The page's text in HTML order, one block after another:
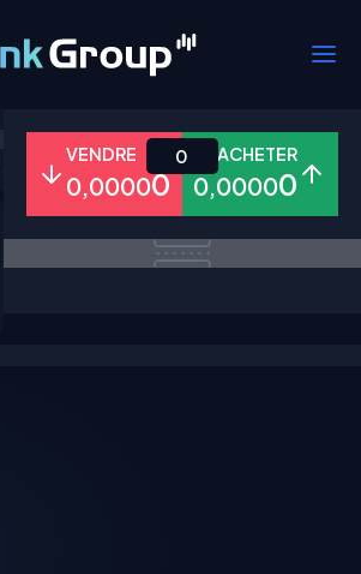
Tous Forex Métaux Actions
VENDRE
0,00000
ACHETER
0,00000
0